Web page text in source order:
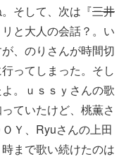
そして、次は『三井
と大人の会話？。い
、のりさんが時間切
ってしまった。そし
。ｕｓｓｙさんの歌
ていたけど、桃薫さ
Ｙ、Ryuさんの上田
まで歌い続けたのは